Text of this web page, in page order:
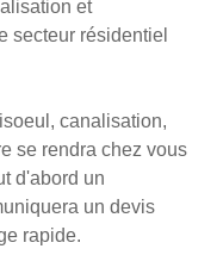
et
secteur résidentiel
canalisation,
se rendra chez vous
d'abord un
un devis
rapide.